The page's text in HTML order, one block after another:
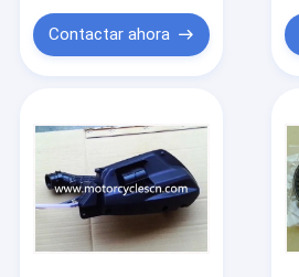
puerta
Contactar ahora